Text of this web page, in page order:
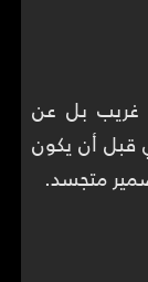
غريب بل عن
قبل أن يكون
متجسد.